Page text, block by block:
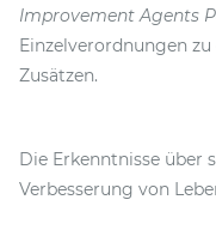
Improvement Agents
Einzelverordnungen
Zusätzen.
Die Erkenntnisse über
Verbesserung von